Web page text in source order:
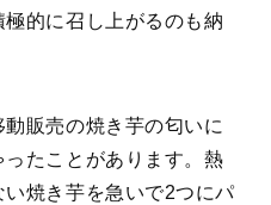
的に召し上がるのも納
販売の焼き芋の匂いに
たことがあります。熱
い焼き芋を急いで2つにパ